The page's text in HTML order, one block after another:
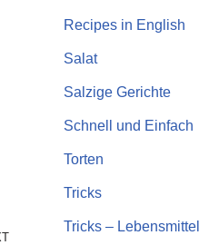
Recipes in English
Salat
Salzige Gerichte
Schnell und Einfach
Torten
Tricks
Tricks – Lebensmittel